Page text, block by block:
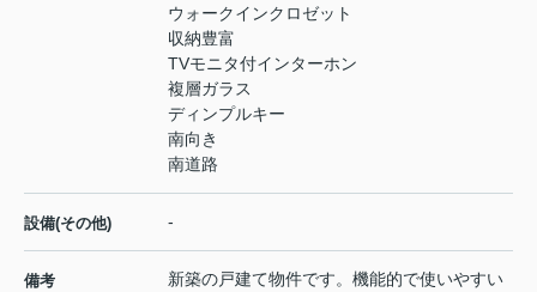
ウォークインクロゼット
収納豊富
TVモニタ付インターホン
複層ガラス
ディンプルキー
南向き
南道路
設備(その他) -
備考
新築の戸建て物件です。機能的で使いやすい